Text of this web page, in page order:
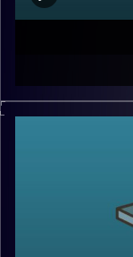
לגבי רציונליות
רבים
יש
החלטות